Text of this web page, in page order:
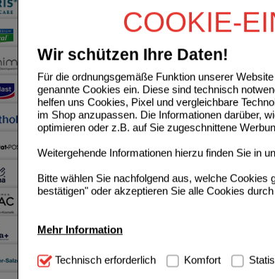
COOKIE-
Wir schützen Ihre Daten!
Für die ordnungsgemäße Funktion unserer
genannte Cookies ein. Diese sind technisch
helfen uns Cookies, Pixel und vergleichbare
im Shop anzupassen. Die Informationen darüber,
optimieren oder z.B. auf Sie zugeschnittene
Weitergehende Informationen hierzu finden Sie in
Bitte wählen Sie nachfolgend aus, welche
bestätigen" oder akzeptieren Sie alle Cookies
Mehr Information
Technisch Notwendig: Hierbei handelt es sich
notwendig sind (z.B. Navigation, Warenkorb,
Technisch erforderlich Komfort